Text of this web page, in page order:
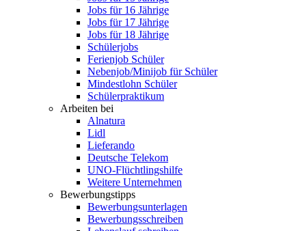
Jobs für 16 Jährige
Jobs für 17 Jährige
Jobs für 18 Jährige
Schülerjobs
Ferienjob Schüler
Nebenjob/Minijob für Schüler
Mindestlohn Schüler
Schülerpraktikum
Arbeiten bei
Alnatura
Lidl
Lieferando
Deutsche Telekom
UNO-Flüchtlingshilfe
Weitere Unternehmen
Bewerbungstipps
Bewerbungsunterlagen
Bewerbungsschreiben